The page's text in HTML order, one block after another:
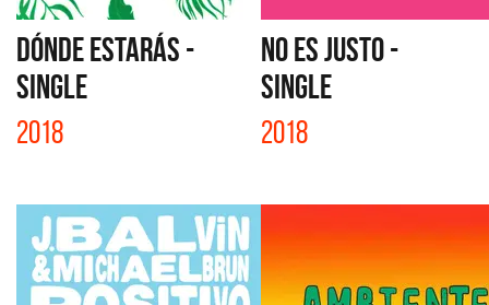
DÓNDE ESTARÁS -
SINGLE
2018
NO ES JUSTO -
SINGLE
2018